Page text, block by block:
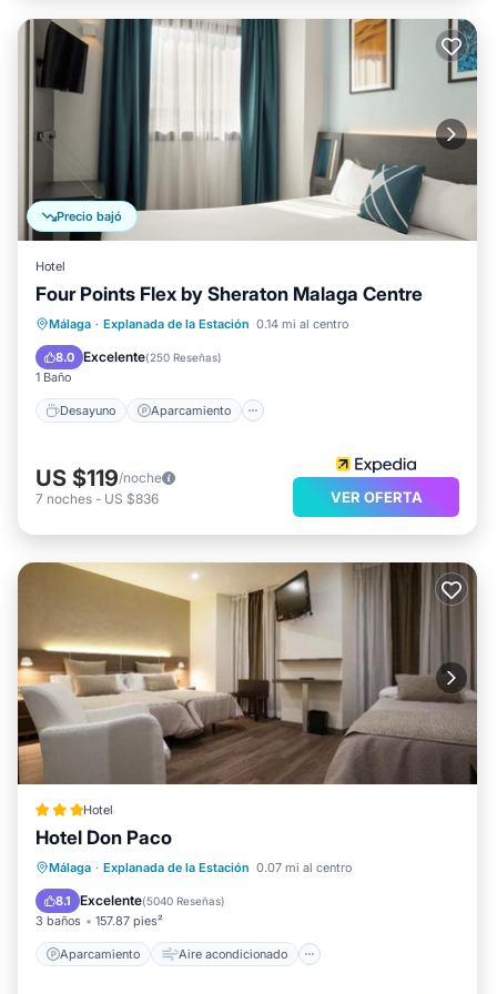
Precio bajó
Hotel
Four Points Flex by Sheraton Malaga Centre
Málaga · Explanada de la Estación 0.14 mi al centro
8.0 Excelente(250 Reseñas)
1 Baño
Desayuno Aparcamiento
Desayuno
Aparcamiento
Vista al mar
US $119/noche
7 noches - US $836 VER OFERTA
Hotel
Hotel Don Paco
Málaga · Explanada de la Estación 0.07 mi al centro
8.1 Excelente(5040 Reseñas)
3 baños 157.87 pies²
Aparcamiento Aire acondicionado
Aparcamiento
Aire acondicionado
Internet
Apto para niños